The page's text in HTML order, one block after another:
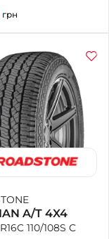
923-74-19
грн
A/T 4X4
110/108S C